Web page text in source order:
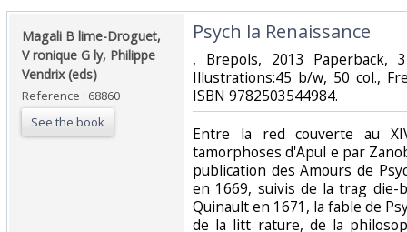
‎Magali B lime-Droguet,
V ronique G ly, Philippe
Vendrix (eds)‎
Reference : 68860
See the book
‎Psych la Renaissance ‎
‎, Brepols, 2013 Paperback,
Illustrations:45 b/w, 50 col.,
ISBN 9782503544984.‎
‎Entre la red couverte au
tamorphoses d'Apul e par
publication des Amours de
en 1669, suivis de la trag
Quinault en 1671, la fable de
de la litt rature, de la